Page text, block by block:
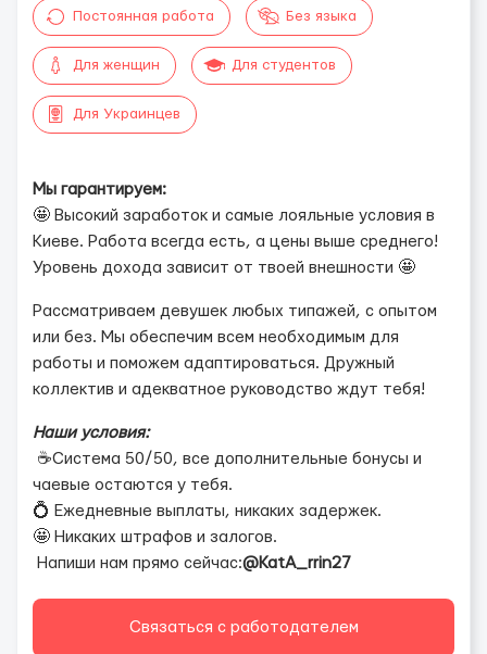
Постоянная работа Без языка
Для женщин Для студентов
Для Украинцев
Мы гарантируем:
🤩 Высокий заработок и самые лояльные условия в
Киеве. Работа всегда есть, а цены выше среднего!
Уровень дохода зависит от твоей внешности 🤩
Рассматриваем девушек любых типажей, с опытом
или без. Мы обеспечим всем необходимым для
работы и поможем адаптироваться. Дружный
коллектив и адекватное руководство ждут тебя!
Наши условия:
☕️Система 50/50, все дополнительные бонусы и
чаевые остаются у тебя.
💍 Ежедневные выплаты, никаких задержек.
🤩 Никаких штрафов и залогов.
Напиши нам прямо сейчас:@KatA_rrin27
Связаться с работодателем